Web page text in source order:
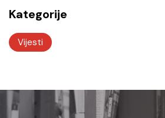
Kategorije
Vijesti